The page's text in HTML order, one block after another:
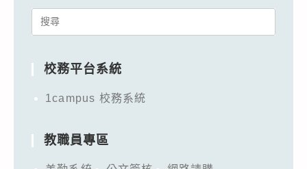
Search
校務平台系統
1campus 校務系統
教職員專區